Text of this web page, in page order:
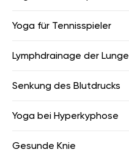
Yoga für Tennisspieler
Lymphdrainage der Lunge
Senkung des Blutdrucks
Yoga bei Hyperkyphose
Gesunde Knie